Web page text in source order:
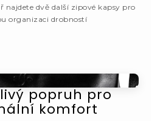
najdete dvě další zipové kapsy pro
organizaci drobností
popruh pro
komfort